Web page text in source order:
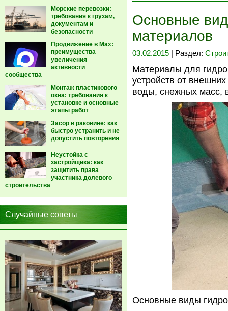
Морские перевозки:
требования к грузам,
документам и
безопасности
Продвижение в Max:
преимущества
увеличения
активности
сообщества
Монтаж пластикового
окна: требования к
установке и основные
этапы работ
Засор в раковине: как
быстро устранить и не
допустить повторения
Неустойка с
застройщика: как
защитить права
участника долевого
строительства
Случайные советы
Основные
материалов
03.02.2015 | Раздел:
Материалы для
устройств от
воды, снежных масс,
Основные виды